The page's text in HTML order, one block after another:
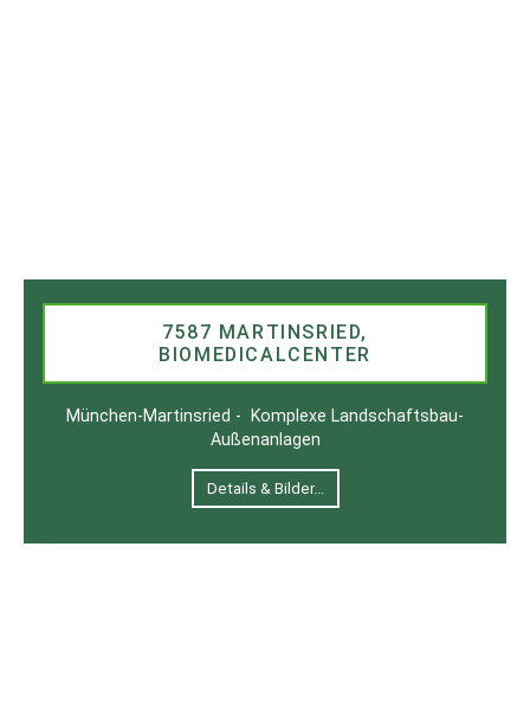
7587 MARTINSRIED,
BIOMEDICALCENTER
München-Martinsried - Komplexe Landschaftsbau-
Außenanlagen
Details & Bilder...